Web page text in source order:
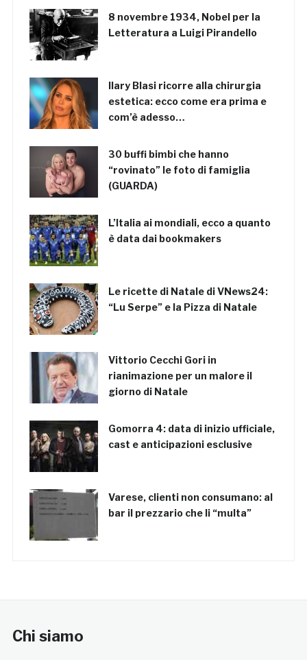
8 novembre 1934, Nobel per la
Letteratura a Luigi Pirandello
Ilary Blasi ricorre alla chirurgia
estetica: ecco come era prima e
com’è adesso…
30 buffi bimbi che hanno
“rovinato” le foto di famiglia
(GUARDA)
L’Italia ai mondiali, ecco a quanto
è data dai bookmakers
Le ricette di Natale di VNews24:
“Lu Serpe” e la Pizza di Natale
Vittorio Cecchi Gori in
rianimazione per un malore il
giorno di Natale
Gomorra 4: data di inizio ufficiale,
cast e anticipazioni esclusive
Varese, clienti non consumano: al
bar il prezzario che li “multa”
Chi siamo